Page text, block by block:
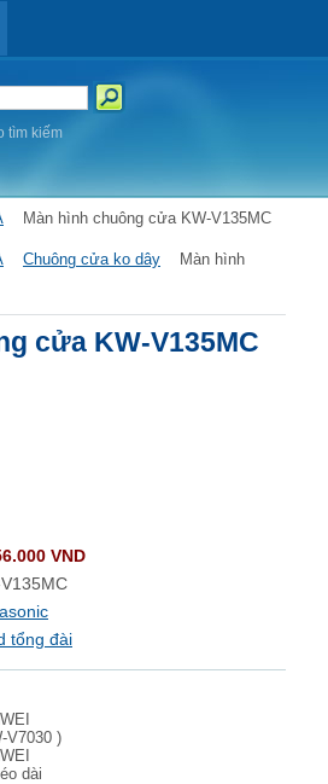
tìm kiếm
Màn hình chuông cửa KW-V135MC
Chuông cửa ko dây
Màn hình
cửa KW-V135MC
VND
tổng đài
V7030 )
dài